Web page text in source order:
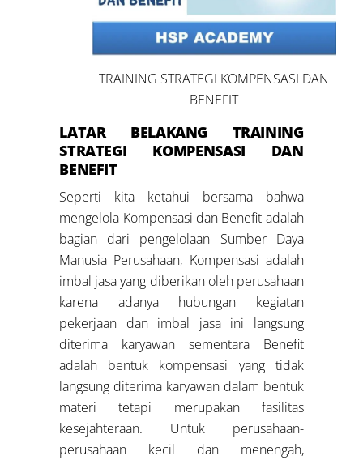
TRAINING STRATEGI KOMPENSASI DAN
BENEFIT
LATAR BELAKANG
TRAINING
STRATEGI KOMPENSASI DAN
BENEFIT
Seperti kita ketahui bersama bahwa
mengelola Kompensasi dan Benefit adalah
bagian dari pengelolaan Sumber Daya
Manusia Perusahaan, Kompensasi adalah
imbal jasa yang diberikan oleh perusahaan
karena adanya hubungan kegiatan
pekerjaan dan imbal jasa ini langsung
diterima karyawan sementara Benefit
adalah bentuk kompensasi yang tidak
langsung diterima karyawan dalam bentuk
materi tetapi merupakan fasilitas
kesejahteraan. Untuk perusahaan-
perusahaan kecil dan menengah,